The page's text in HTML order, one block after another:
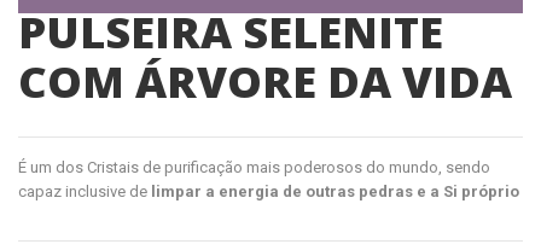
PULSEIRA SELENITE
COM ÁRVORE DA VIDA
É um dos Cristais de purificação mais poderosos do mundo, sendo
capaz inclusive de limpar a energia de outras pedras e a Si próprio